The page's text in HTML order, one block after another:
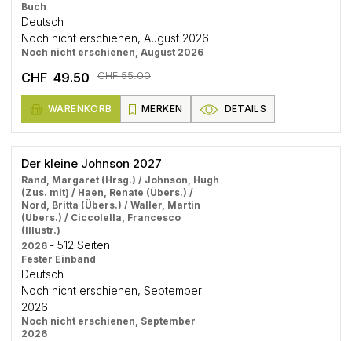
Buch
Deutsch
Noch nicht erschienen, August 2026
Noch nicht erschienen, August 2026
CHF 49.50 CHF 55.00
WARENKORB MERKEN DETAILS
Der kleine Johnson 2027
Rand, Margaret (Hrsg.) / Johnson, Hugh
(Zus. mit) / Haen, Renate (Übers.) /
Nord, Britta (Übers.) / Waller, Martin
(Übers.) / Ciccolella, Francesco
(Illustr.)
2026 - 512 Seiten
Fester Einband
Deutsch
Noch nicht erschienen, September
2026
Noch nicht erschienen, September
2026